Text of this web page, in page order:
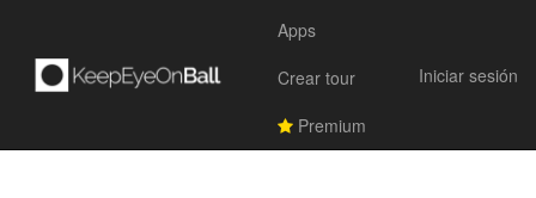
Apps
Crear tour
Premium
Iniciar sesión